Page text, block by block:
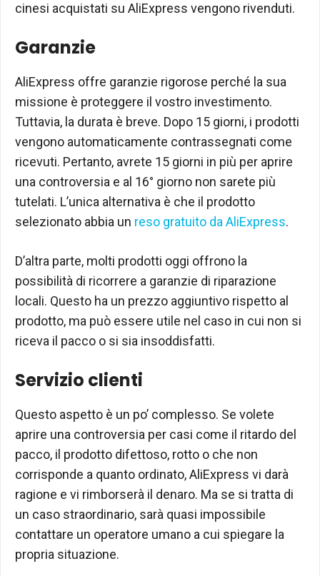
cinesi acquistati su AliExpress vengono rivenduti.
Garanzie
AliExpress offre garanzie rigorose perché la sua
missione è proteggere il vostro investimento.
Tuttavia, la durata è breve. Dopo 15 giorni, i prodotti
vengono automaticamente contrassegnati come
ricevuti. Pertanto, avrete 15 giorni in più per aprire
una controversia e al 16° giorno non sarete più
tutelati. L’unica alternativa è che il prodotto
selezionato abbia un reso gratuito da AliExpress.
D’altra parte, molti prodotti oggi offrono la
possibilità di ricorrere a garanzie di riparazione
locali. Questo ha un prezzo aggiuntivo rispetto al
prodotto, ma può essere utile nel caso in cui non si
riceva il pacco o si sia insoddisfatti.
Servizio clienti
Questo aspetto è un po’ complesso. Se volete
aprire una controversia per casi come il ritardo del
pacco, il prodotto difettoso, rotto o che non
corrisponde a quanto ordinato, AliExpress vi darà
ragione e vi rimborserà il denaro. Ma se si tratta di
un caso straordinario, sarà quasi impossibile
contattare un operatore umano a cui spiegare la
propria situazione.